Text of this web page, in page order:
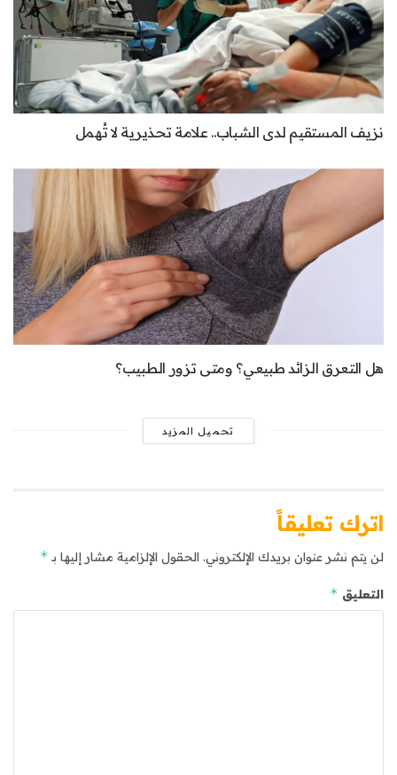
نزيف المستقيم لدى الشباب.. علامة تحذيرية لا تُهمل
هل التعرق الزائد طبيعي؟ ومتى تزور الطبيب؟
تحميل المزيد
اترك تعليقاً
لن يتم نشر عنوان بريدك الإلكتروني. الحقول الإلزامية مشار إليها بـ *
التعليق *